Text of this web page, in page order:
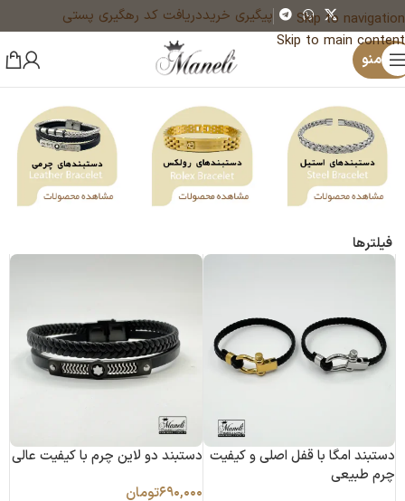
Skip to navigation
Skip to main content
پیگیری خریددریافت کد رهگیری پستی
منو
فیلترها
دستبند امگا با قفل اصلی و کیفیت
چرم طبیعی
دستبند دو لاین چرم با کیفیت عالی
۶۹۰,۰۰۰تومان